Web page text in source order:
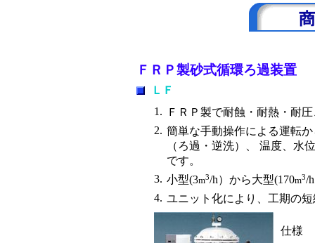
ＦＲＰ製砂式循環ろ過装置
ＬＦ
1.
ＦＲＰ製で耐蝕・耐熱・耐
2. 簡単な手動操作による運転
（ろ過・逆洗）、 温度、水
です。
3. 小型(3m3/h）から大型(170m3/
4. ユニット化により、工期の
仕様